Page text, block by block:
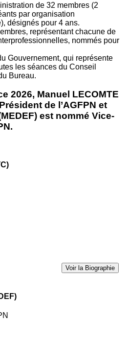
de 32 membres (2
par organisation
désignés pour 4 ans.
représentant chacune de
nommés pour
Gouvernement, qui représente
les séances du Conseil
Bureau.
2026, Manuel LECOMTE
de l’AGFPN et
est nommé Vice-
Voir la Biographie